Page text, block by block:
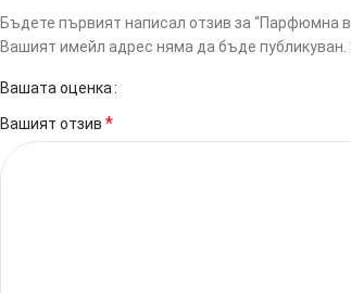
Бъдете първият написал отзив за “Парфюмна
Вашият имейл адрес няма да бъде публикуван.
Вашата оценка
Вашият отзив *